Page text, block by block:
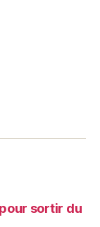
sortir du